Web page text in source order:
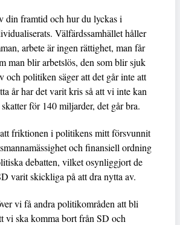
din framtid och hur du lyckas i
Välfärdssamhället håller
arbete är ingen rättighet, man får
man blir arbetslös, den som blir sjuk
och politiken säger att det går inte att
år har det varit kris så att vi inte kan
skatter för 140 miljarder, det går bra.
friktionen i politikens mitt försvunnit
och finansiell ordning
debatten, vilket osynliggjort de
varit skickliga på att dra nytta av.
vi få andra politikområden att bli
vi ska komma bort från SD och